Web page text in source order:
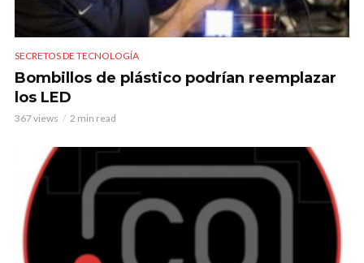
SECRETOS DE TECNOLOGÍA
Bombillos de plástico podrían reemplazar
los LED
367 views 2 min read